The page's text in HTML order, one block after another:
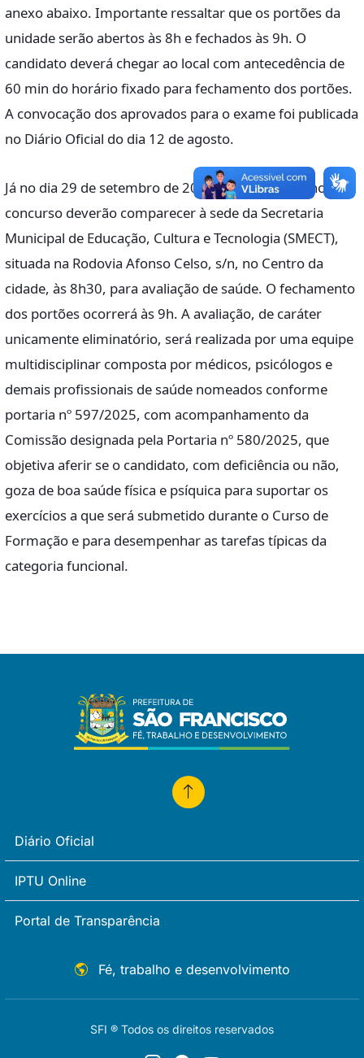
anexo abaixo. Importante ressaltar que os portões da
unidade serão abertos às 8h e fechados às 9h. O
candidato deverá chegar ao local com antecedência de
60 min do horário fixado para fechamento dos portões.
A convocação dos aprovados para o exame foi publicada
no Diário Oficial do dia 12 de agosto.
Já no dia 29 de setembro de 2025, os aprovados no
concurso deverão comparecer à sede da Secretaria
Municipal de Educação, Cultura e Tecnologia (SMECT),
situada na Rodovia Afonso Celso, s/n, no Centro da
cidade, às 8h30, para avaliação de saúde. O fechamento
dos portões ocorrerá às 9h. A avaliação, de caráter
unicamente eliminatório, será realizada por uma equipe
multidisciplinar composta por médicos, psicólogos e
demais profissionais de saúde nomeados conforme
portaria nº 597/2025, com acompanhamento da
Comissão designada pela Portaria nº 580/2025, que
objetiva aferir se o candidato, com deficiência ou não,
goza de boa saúde física e psíquica para suportar os
exercícios a que será submetido durante o Curso de
Formação e para desempenhar as tarefas típicas da
categoria funcional.
Diário Oficial
IPTU Online
Portal de Transparência
Fé, trabalho e desenvolvimento
SFI ® Todos os direitos reservados